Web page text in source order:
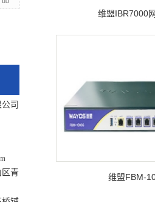
司
青
维盟IBR7000
维盟FBM-